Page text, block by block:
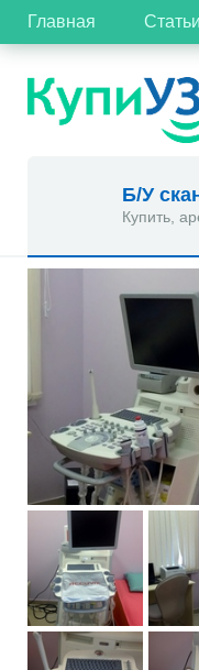
Главная Статьи
Б/У
Купить,